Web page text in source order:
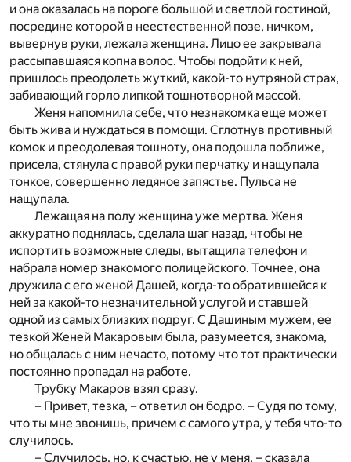
и она оказалась на пороге большой и светлой гостиной,
посредине которой в неестественной позе, ничком,
вывернув руки, лежала женщина. Лицо ее закрывала
рассыпавшаяся копна волос. Чтобы подойти к ней,
пришлось преодолеть жуткий, какой-то нутряной страх,
забивающий горло липкой тошнотворной массой.
Женя напомнила себе, что незнакомка еще может
быть жива и нуждаться в помощи. Сглотнув противный
комок и преодолевая тошноту, она подошла поближе,
присела, стянула с правой руки перчатку и нащупала
тонкое, совершенно ледяное запястье. Пульса не
нащупала.
Лежащая на полу женщина уже мертва. Женя
аккуратно поднялась, сделала шаг назад, чтобы не
испортить возможные следы, вытащила телефон и
набрала номер знакомого полицейского. Точнее, она
дружила с его женой Дашей, когда-то обратившейся к
ней за какой-то незначительной услугой и ставшей
одной из самых близких подруг. С Дашиным мужем, ее
тезкой Женей Макаровым была, разумеется, знакома,
но общалась с ним нечасто, потому что тот практически
постоянно пропадал на работе.
Трубку Макаров взял сразу.
– Привет, тезка, – ответил он бодро. – Судя по тому,
что ты мне звонишь, причем с самого утра, у тебя что-то
случилось.
– Случилось, но, к счастью, не у меня, – сказала